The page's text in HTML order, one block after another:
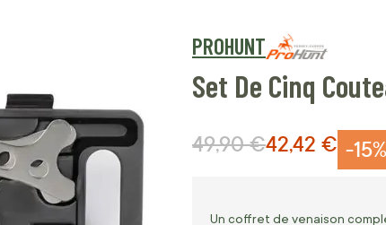
PROHUNT
Set De Cinq
-15%
Prix Spécial
42,42 €
Prix normal
49,90 €
Un coffret de venaison